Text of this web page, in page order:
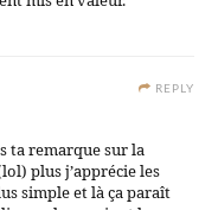
REPLY
ta remarque sur la
plus j’apprécie les
simple et là ça paraît